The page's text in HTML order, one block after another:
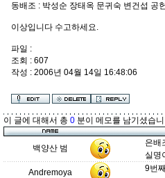
동배조 : 박성순 장태옥 문귀숙 변건섭 공
이상입니다 수고하세요.
파일 :
조회 : 607
작성 : 2006년 04월 14일 16:48:06
이 글에 대해서 총 0 분이 메모를 남기셨습
백양산 범
은배
실명
Andremoya
9번